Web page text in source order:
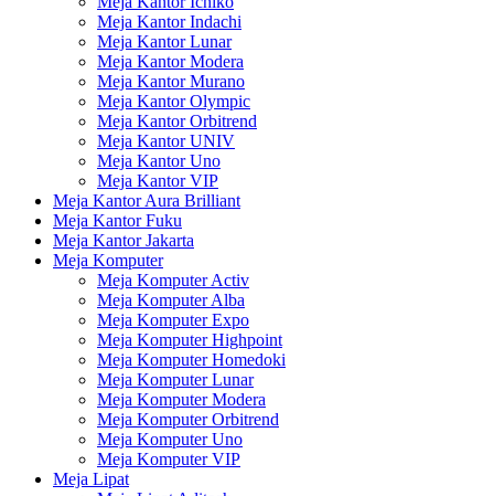
Meja Kantor Indachi
Meja Kantor Lunar
Meja Kantor Modera
Meja Kantor Murano
Meja Kantor Olympic
Meja Kantor Orbitrend
Meja Kantor UNIV
Meja Kantor Uno
Meja Kantor VIP
Meja Kantor Aura Brilliant
Meja Kantor Fuku
Meja Kantor Jakarta
Meja Komputer
Meja Komputer Activ
Meja Komputer Alba
Meja Komputer Expo
Meja Komputer Highpoint
Meja Komputer Homedoki
Meja Komputer Lunar
Meja Komputer Modera
Meja Komputer Orbitrend
Meja Komputer Uno
Meja Komputer VIP
Meja Lipat